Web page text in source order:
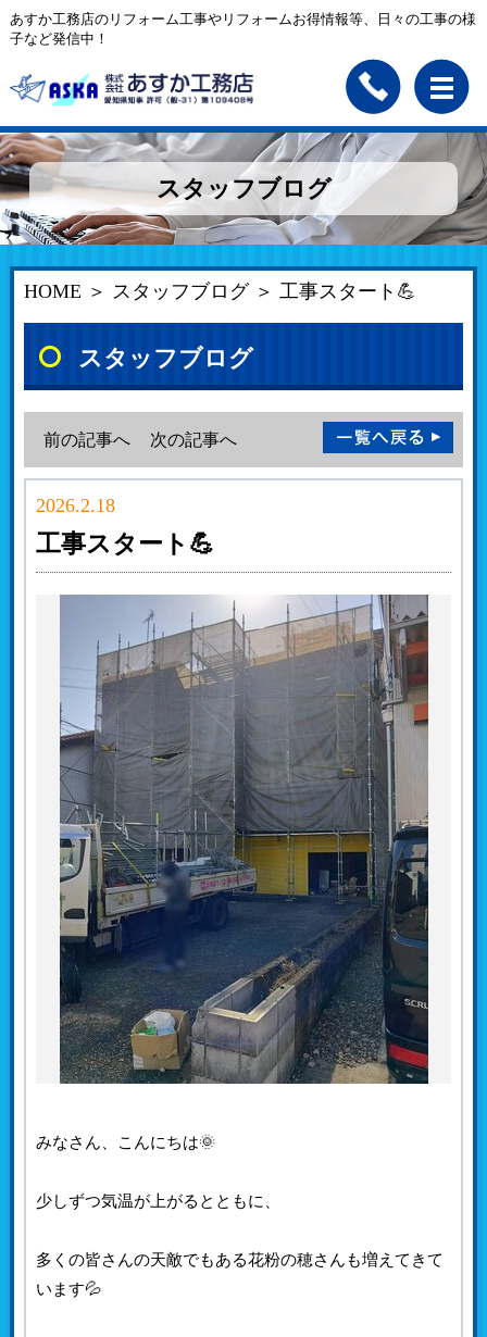
あすか工務店のリフォーム工事やリフォームお得情報等、日々の工事の様
子など発信中！
スタッフブログ
HOME ＞ スタッフブログ＞ 工事スタート💪
スタッフブログ
前の記事へ 次の記事へ
2026.2.18
工事スタート💪
みなさん、こんにちは🌞
少しずつ気温が上がるとともに、
多くの皆さんの天敵でもある花粉の穂さんも増えてきて
います💦